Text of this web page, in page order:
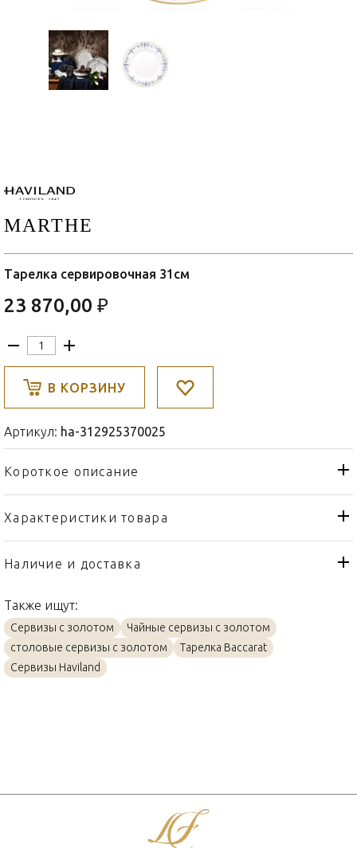
MARTHE
Тарелка сервировочная 31см
23 870,00 ₽
В КОРЗИНУ
Артикул: ha-312925370025
Короткое описание
Характеристики товара
Тип товара
Тарелка
Бренд
Страна производителя
Материал
Фарфор, Золото
Объем / Размер
31см
Наличие и доставка
Также ищут:
Сервизы с золотом
Чайные сервизы с золотом
столовые сервизы с золотом
Тарелка Baccarat
Сервизы Haviland